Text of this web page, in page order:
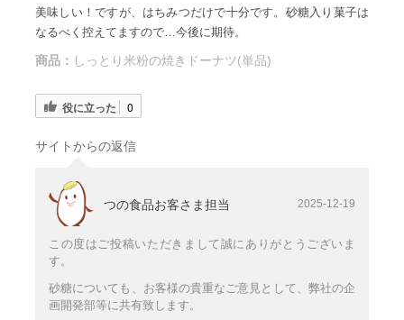
美味しい！ですが、はちみつだけで十分です。砂糖入り菓子は
なるべく控えてますので…今後に期待。
商品： しっとり米粉の焼きドーナツ(単品)
役に立った 0
サイトからの返信
つの食品お客さま担当 2025-12-19
この度はご投稿いただきまして誠にありがとうございま
す。
砂糖についても、お客様の貴重なご意見として、弊社の企
画開発部等に共有致します。